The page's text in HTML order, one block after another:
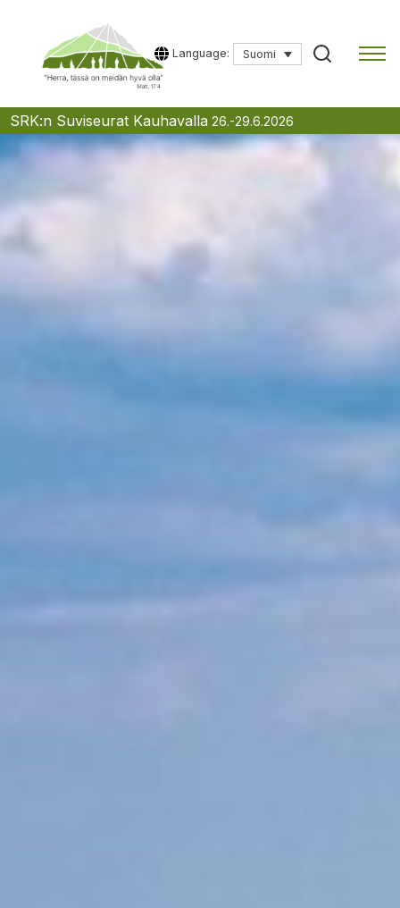
Skip
to
content
Language: Suomi
SRK:n Suviseurat Kauhavalla 26.-29.6.2026